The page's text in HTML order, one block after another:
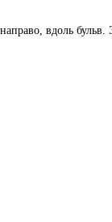
вдоль бульв.